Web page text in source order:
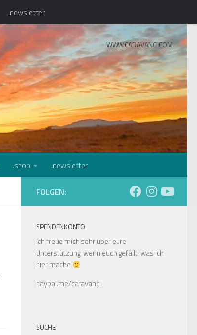
.newsletter
WWW.CARAVANCI.COM
.shop .newsletter
FOLGEN:
SPENDENKONTO
Ich freue mich sehr über eure
Unterstützung, wenn euch gefällt, was ich
hier mache
paypal.me/caravanci
SUCHE